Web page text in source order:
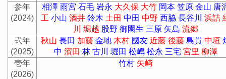
参年
(2024)
相澤 雨宮 石毛 岩永 大久保 大竹 岡本 笠原 金山 唐
工 小山 酒井 鈴木 土田 中田 中野 西脇 長谷川 浜詰
川 堀越 股野 御園生 三原 矢島 流郷
弐年
(2025)
秋山 長田 加藤 金地 木村 國友 近藤 後藤 島貫 中垣
中 濱田 林 古川 堀田 松嶋 松永 三宅 宮里 柳澤
壱年
(2026)
竹村 矢﨑